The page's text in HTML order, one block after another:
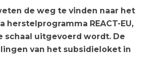
de weg te vinden naar het
herstelprogramma REACT-EU,
schaal uitgevoerd wordt. De
van het subsidieloket in